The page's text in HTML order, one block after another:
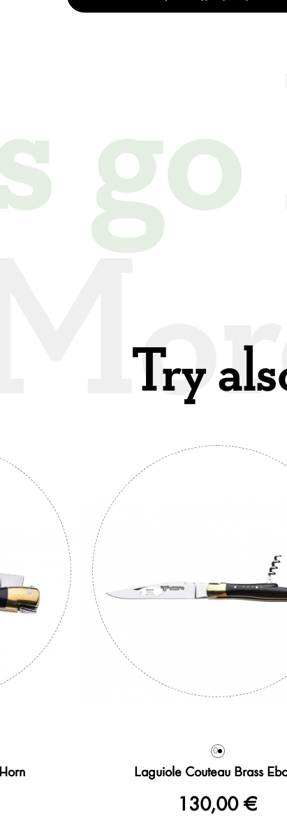
Try
0
Laguiole Couteau Brass
130,00 €